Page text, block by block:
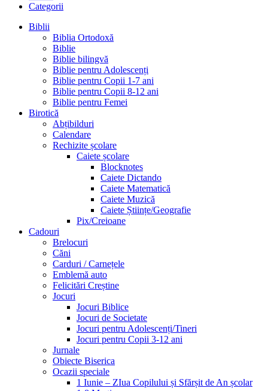
Categorii
Biblii
Biblia Ortodoxă
Biblie
Biblie bilingvă
Biblie pentru Adolescenți
Biblie pentru Copii 1-7 ani
Biblie pentru Copii 8-12 ani
Biblie pentru Femei
Birotică
Abțibilduri
Calendare
Rechizite școlare
Caiete școlare
Blocknotes
Caiete Dictando
Caiete Matematică
Caiete Muzică
Caiete Științe/Geografie
Pix/Creioane
Cadouri
Brelocuri
Căni
Carduri / Carnețele
Emblemă auto
Felicitări Creștine
Jocuri
Jocuri Biblice
Jocuri de Societate
Jocuri pentru Adolescenți/Tineri
Jocuri pentru Copii 3-12 ani
Jurnale
Obiecte Biserica
Ocazii speciale
1 Iunie – ZIua Copilului și Sfărșit de An școlar